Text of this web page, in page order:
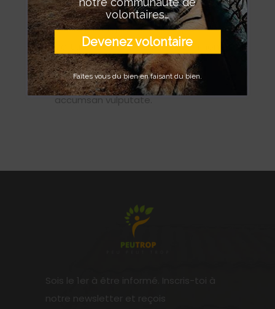
ullamcorper vel ante. Quisque non
consequat ligula. Pellentesque
porttitor eu nisi eu bibendum. In non
faucibus justo, et viverra lectus.
Fusce sodales mauris et velit
accumsan vulputate.
Sois le 1er à être informé. Inscris-toi à
notre newsletter et reçois
volontaires…
Devenez volontaire
Faîtes vous du bien en faisant du bien.